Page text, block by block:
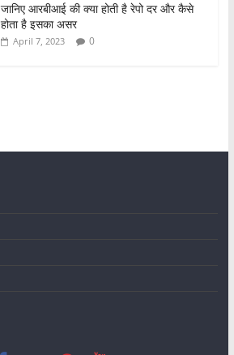
जानिए आरबीआई की क्या होती है रेपो दर और कैसे
होता है इसका असर
April 7, 2023 0